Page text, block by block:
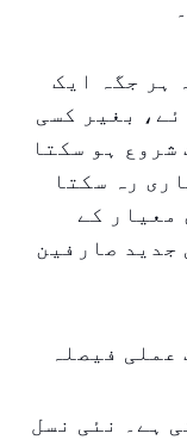
ہر جگہ ایک
بغیر کسی
ہو سکتا
رہ سکتا
معیار کے
جدید صارفین
فیصلہ
ہے۔ نئی نسل